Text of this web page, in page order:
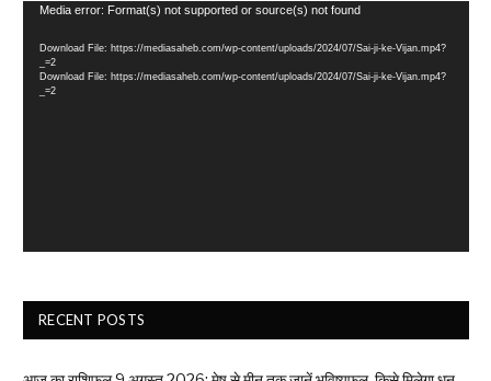
Video
Media error: Format(s) not supported or source(s) not found
Download File: https://mediasaheb.com/wp-content/uploads/2024/07/Sai-ji-ke-Vijan.mp4?
_=2
Download File: https://mediasaheb.com/wp-content/uploads/2024/07/Sai-ji-ke-Vijan.mp4?
_=2
RECENT POSTS